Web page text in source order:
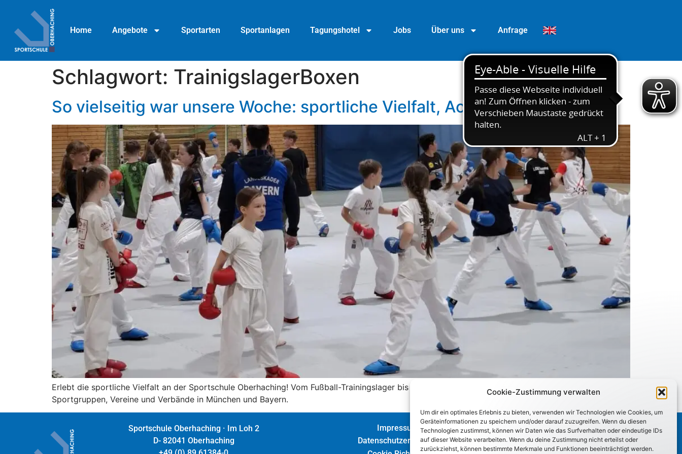
Cookie-Zustimmung verwalten
Um dir ein optimales Erlebnis zu bieten, verwenden wir Technologien wie Cookies, um
Geräteinformationen zu speichern und/oder darauf zuzugreifen. Wenn du diesen
Technologien zustimmst, können wir Daten wie das Surfverhalten oder eindeutige IDs
auf dieser Website verarbeiten. Wenn du deine Zustimmung nicht erteilst oder
zurückziehst, können bestimmte Merkmale und Funktionen beeinträchtigt werden.
Home Angebote Sportarten Sportanlagen Tagungshotel Jobs Über uns Anfrage
Schlagwort: TrainigslagerBoxen
So vielseitig war unsere Woche: sportliche Vielfalt, Action, Teamgeist!
Erlebt die sportliche Vielfalt an der Sportschule Oberhaching! Vom Fußball-Trainingslager bis zum Kampfsportlehrgang – ideale Bedingungen für
Sportgruppen, Vereine und Verbände in München und Bayern.
Sportschule Oberhaching · Im Loh 2
D- 82041 Oberhaching
Impressum
Datenschutzerklärung